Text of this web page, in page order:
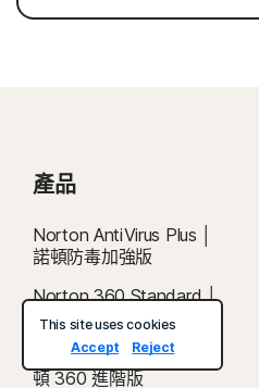
產品
Norton AntiVirus Plus │
諾頓防毒加強版
Norton 360 Standard │
諾頓 360 入門版
Norton 360 Deluxe │ 諾
頓 360 進階版
This site uses cookies
Accept
Reject